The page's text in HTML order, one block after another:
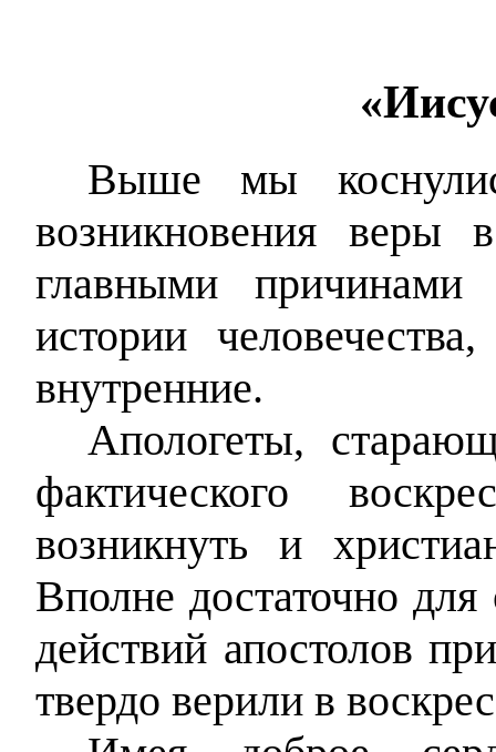
Выше мы
возникновения веры
главными причинами
истории
внутренние.
Апологеты,
фактического
возникнуть и
Вполне достаточно
действий апостолов
твердо верили в